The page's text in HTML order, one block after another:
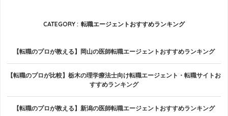
CATEGORY : 転職エージェントおすすめランキング
【転職のプロが教える】岡山の医師転職エージェントおすすめランキング
【転職のプロが比較】栃木の理学療法士向け転職エージェント・転職サイトお
すすめランキング
【転職のプロが教える】新潟の医師転職エージェントおすすめランキング